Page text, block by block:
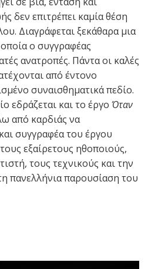
δεν επιτρέπει καμία θέση
Διαγράφεται ξεκάθαρα μια
ο συγγραφέας
ανατροπές. Πάντα οι καλές
από έντονο
συναισθηματικά πεδίο.
εδράζεται και το έργο Όταν
από καρδιάς να
συγγραφέα του έργου
εξαίρετους ηθοποιούς,
τους τεχνικούς και την
πανελλήνια παρουσίαση του